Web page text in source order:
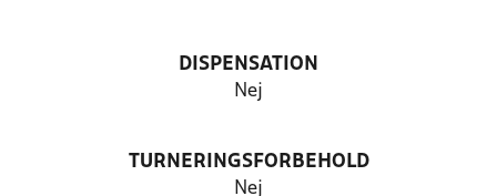
DISPENSATION
Nej
TURNERINGSFORBEHOLD
Nej